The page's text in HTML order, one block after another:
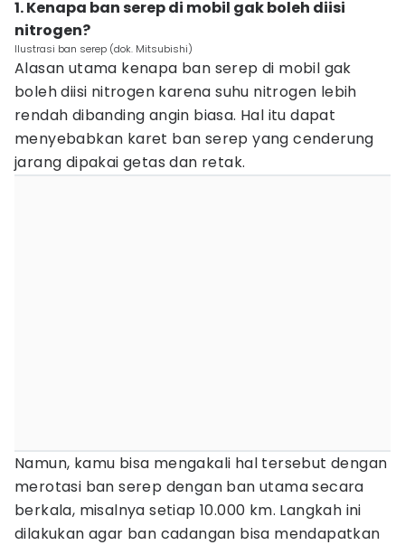
1. Kenapa ban serep di mobil gak boleh diisi
nitrogen?
Ilustrasi ban serep (dok. Mitsubishi)
Alasan utama kenapa ban serep di mobil gak
boleh diisi nitrogen karena suhu nitrogen lebih
rendah dibanding angin biasa. Hal itu dapat
menyebabkan karet ban serep yang cenderung
jarang dipakai getas dan retak.
Namun, kamu bisa mengakali hal tersebut dengan
merotasi ban serep dengan ban utama secara
berkala, misalnya setiap 10.000 km. Langkah ini
dilakukan agar ban cadangan bisa mendapatkan